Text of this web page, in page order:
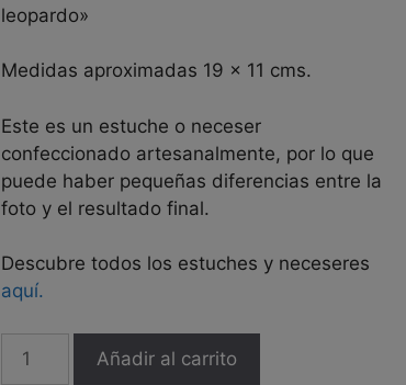
leopardo»
Medidas aproximadas 19 x 11 cms.
Este es un estuche o neceser
confeccionado artesanalmente, por lo que
puede haber pequeñas diferencias entre la
foto y el resultado final.
Descubre todos los estuches y neceseres
aquí.
pequeño
Añadir al carrito